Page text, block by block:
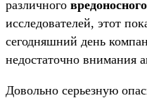
различного
исследователей, этот
сегодняшний день
недостаточно внимания
Довольно серьезную